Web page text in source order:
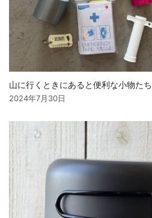
山に行くときにあると便利な小物たち
2024年7月30日